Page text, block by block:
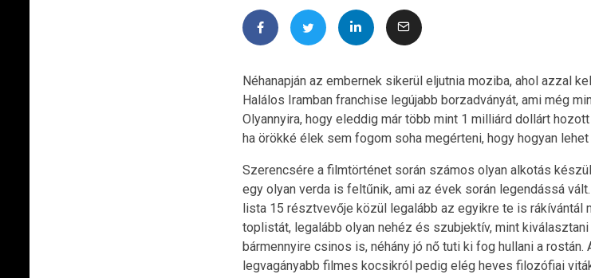
Néhanapján az embernek sikerül eljutnia moziba, ahol azzal
Halálos Iramban franchise legújabb borzadványát, ami még
Olyannyira, hogy eleddig már több mint 1 milliárd dollárt
ha örökké élek sem fogom soha megérteni, hogy hogyan
Szerencsére a filmtörténet során számos olyan alkotás
egy olyan verda is feltűnik, ami az évek során legendássá
lista 15 résztvevője közül legalább az egyikre te is rákívántál
toplistát, legalább olyan nehéz és szubjektív, mint
bármennyire csinos is, néhány jó nő tuti ki fog hullani a
legvagányabb filmes kocsikról pedig elég heves filozófiai